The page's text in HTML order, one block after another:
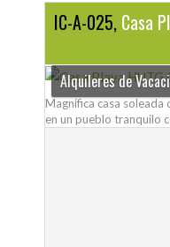
IC-A-025, Casa
Alquileres de
Magnífica casa
en un pueblo tranquilo